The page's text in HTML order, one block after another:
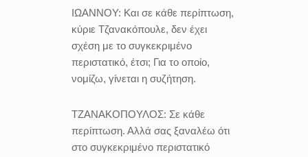
ΙΩΑΝΝΟΥ: Και σε κάθε περίπτωση,
κύριε Τζανακόπουλε, δεν έχει
σχέση με το συγκεκριμένο
περιστατικό, έτσι; Για το οποίο,
νομίζω, γίνεται η συζήτηση.
ΤΖΑΝΑΚΟΠΟΥΛΟΣ: Σε κάθε
περίπτωση. Αλλά σας ξαναλέω ότι
στο συγκεκριμένο περιστατικό